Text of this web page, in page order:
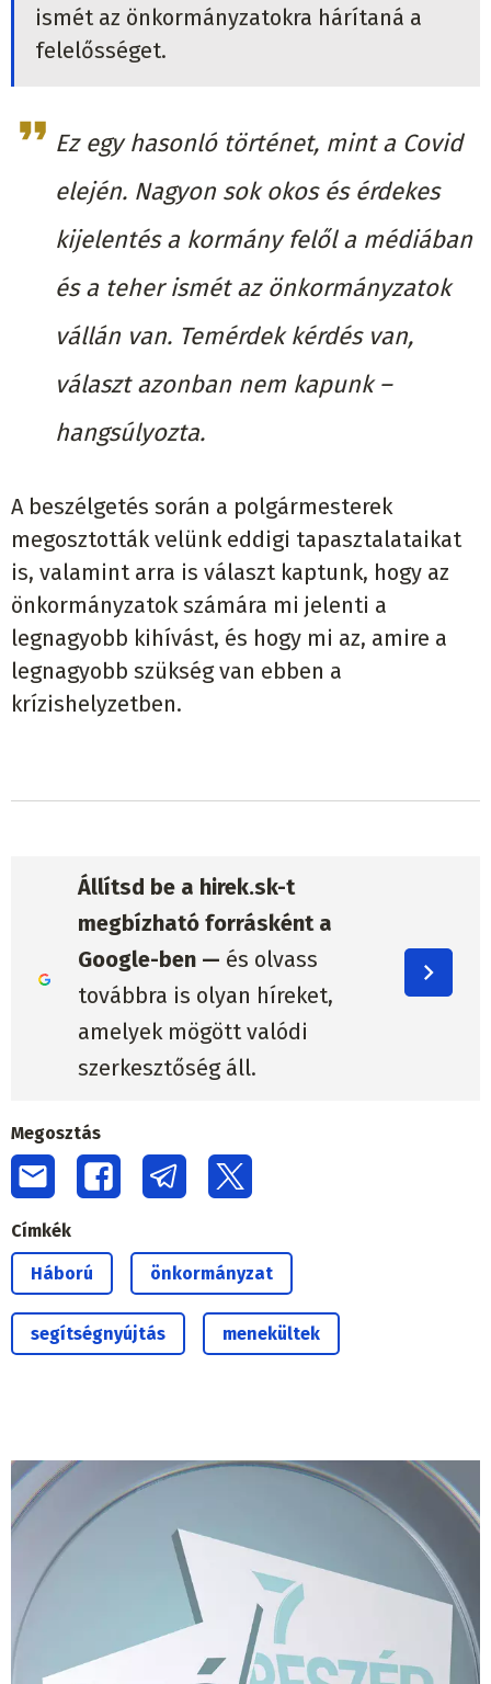
ismét az önkormányzatokra hárítaná a
felelősséget.
Ez egy hasonló történet, mint a Covid
elején. Nagyon sok okos és érdekes
kijelentés a kormány felől a médiában
és a teher ismét az önkormányzatok
vállán van. Temérdek kérdés van,
választ azonban nem kapunk –
hangsúlyozta.
A beszélgetés során a polgármesterek
megosztották velünk eddigi tapasztalataikat
is, valamint arra is választ kaptunk, hogy az
önkormányzatok számára mi jelenti a
legnagyobb kihívást, és hogy mi az, amire a
legnagyobb szükség van ebben a
krízishelyzetben.
Állítsd be a hirek.sk-t
megbízható forrásként a
Google-ben — és olvass
továbbra is olyan híreket,
amelyek mögött valódi
szerkesztőség áll.
Megosztás
Címkék
Háború önkormányzat
segítségnyújtás menekültek